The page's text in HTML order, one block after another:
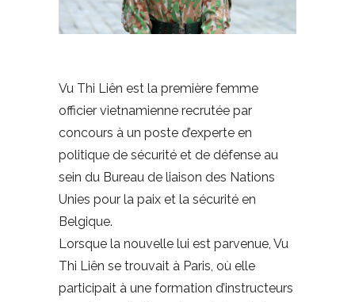
Vu Thi Liên est la première femme
officier vietnamienne recrutée par
concours à un poste d’experte en
politique de sécurité et de défense au
sein du Bureau de liaison des Nations
Unies pour la paix et la sécurité en
Belgique.
Lorsque la nouvelle lui est parvenue, Vu
Thi Liên se trouvait à Paris, où elle
participait à une formation d’instructeurs